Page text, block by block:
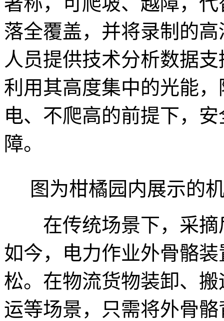
落全覆盖，并将录制的
人员提供技术分析数据
利用其高度集中的光能
电、不爬高的前提下，
障。
图为柑橘园内展示的
在传统场景下，采摘
如今，电力作业外骨骼
松。在物流货物装卸、
运等场景，只需将外骨